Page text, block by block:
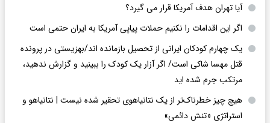
آیا تهران هدف آمریکا قرار می گیرد؟
اگر این اقدامات را نکنیم حملات پیاپی آمریکا به ایران حتمی است
یک چهارم کودکان ایرانی از تحصیل بازمانده اند/بهزیستی در پرونده
قتل مهسا شاکی است/ اگر آزار یک کودک را ببینید و گزارش ندهید،
مرتکب جرم شده اید
هیچ چیز خطرناک‌تر از یک نتانیاهوی تحقیر شده نیست | نتانیاهو و
استراتژی «تنش دائمی»